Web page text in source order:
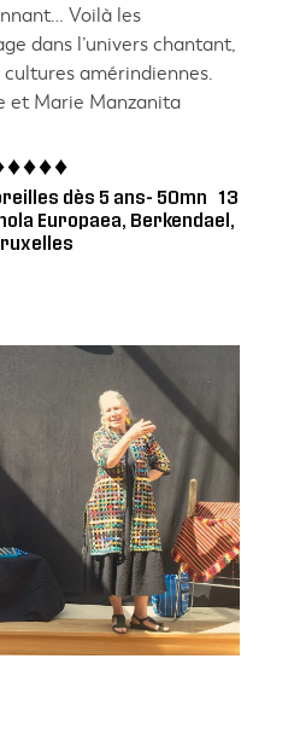
Voilà les
dans l’univers chantant,
amérindiennes.
et Marie Manzanita
dès 5 ans- 50mn 13
Europaea, Berkendael,